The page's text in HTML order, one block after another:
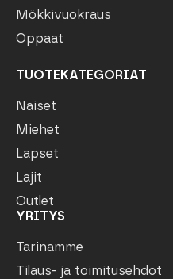
Mökkivuokraus
Oppaat
TUOTEKATEGORIAT
Naiset
Miehet
Lapset
Lajit
Outlet
YRITYS
Tarinamme
Tilaus- ja toimitusehdot